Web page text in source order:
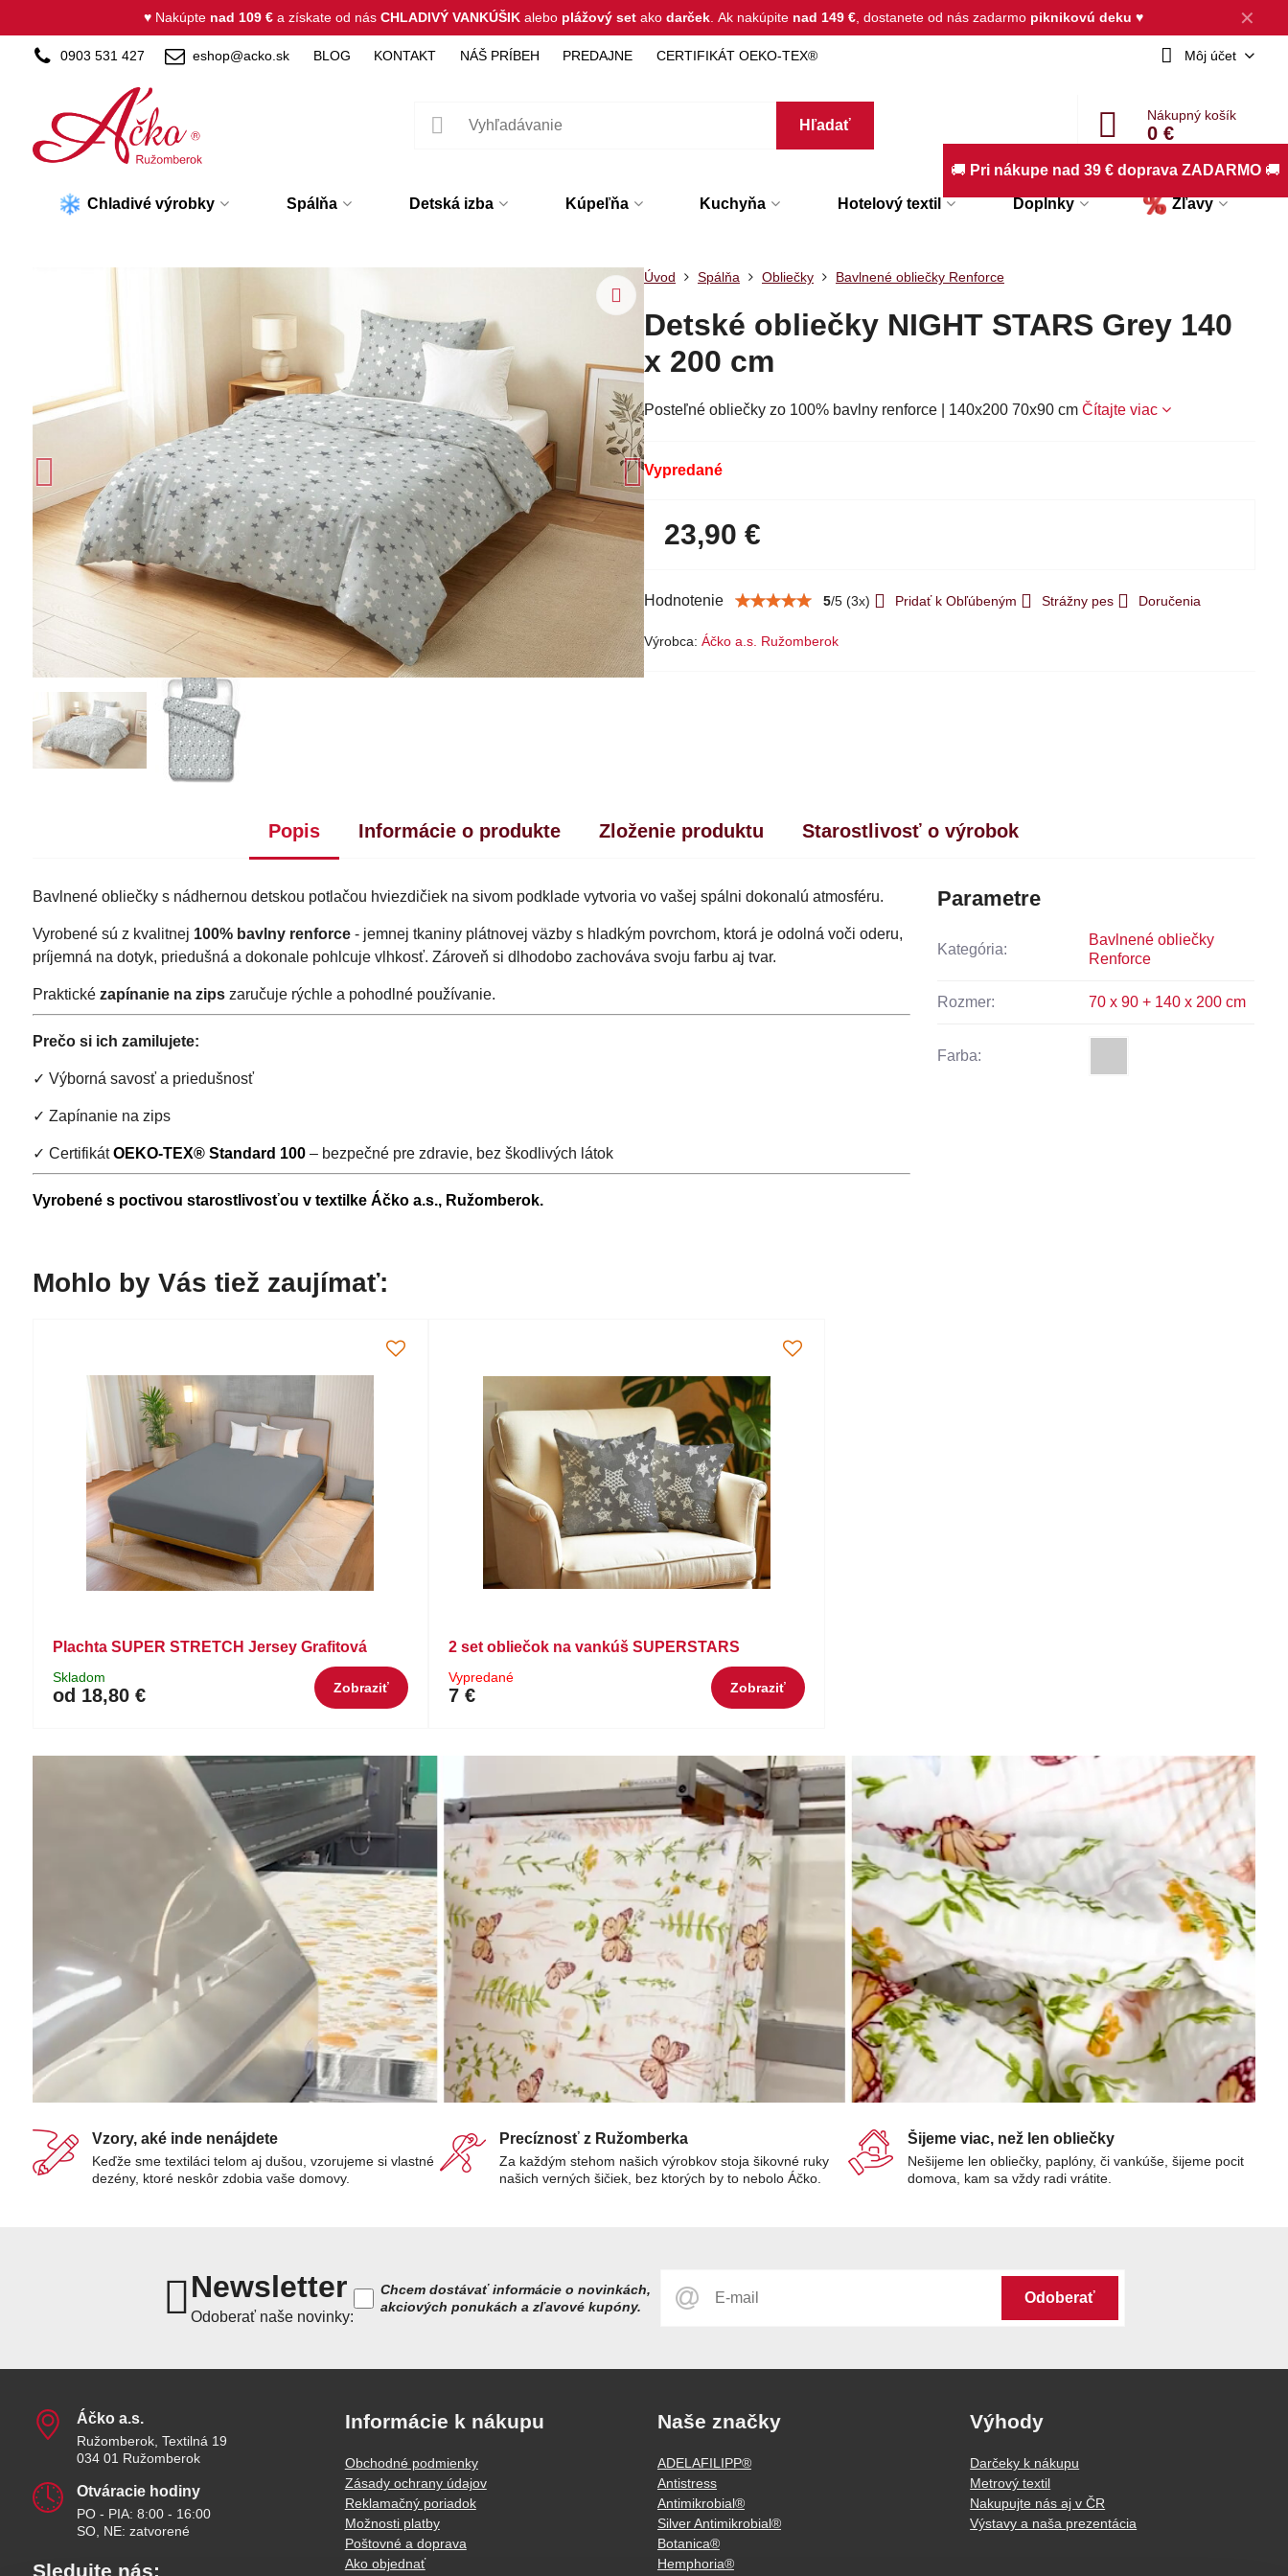
✕
♥ Nakúpte nad 109 € a získate od násCHLADIVÝ VANKÚŠIK alebo plážový set ako darček Ak nakúpite nad 149 € , dostanete od nás zadarmo piknikovú deku♥
0903 531 427 eshop@acko.sk BLOG KONTAKT NÁŠ PRÍBEH PREDAJNE CERTIFIKÁT OEKO-TEX® Môj účet
Hľadať
Nákupný košík
0 €
Chladivé výrobky Spálňa Detská izba Kúpeľňa Kuchyňa Hotelový textil Doplnky Zľavy
Úvod Spálňa Obliečky Bavlnené obliečky Renforce
Detské obliečky NIGHT STARS Grey 140
x 200 cm
Posteľné obliečky zo 100% bavlny renforce | 140x200 70x90 cm Čítajte viac
Vypredané
23,90 €
Hodnotenie 5/5(3x) Pridať k Obľúbeným Strážny pes Doručenia
Výrobca: Áčko a.s. Ružomberok
🚚 Pri nákupe nad 39 € doprava ZADARMO 🚚
Popis Informácie o produkte Zloženie produktu Starostlivosť o výrobok
Bavlnené obliečky s nádhernou detskou potlačou hviezdičiek na sivom podklade vytvoria vo vašej spálni dokonalú atmosféru.
Vyrobené sú z kvalitnej 100% bavlny renforce- jemnej tkaniny plátnovej väzby s hladkým povrchom, ktorá je odolná voči oderu,
príjemná na dotyk, priedušná a dokonale pohlcuje vlhkosť. Zároveň si dlhodobo zachováva svoju farbu aj tvar.
Praktické zapínanie na zipszaručuje rýchle a pohodlné používanie.
Prečo si ich zamilujete:
✓ Výborná savosť a priedušnosť
✓ Zapínanie na zips
✓ CertifikátOEKO-TEX® Standard 100– bezpečné pre zdravie, bez škodlivých látok
Vyrobené s poctivou starostlivosťou v textilke Áčko a.s., Ružomberok.
Parametre
Kategória:
Bavlnené obliečky
Renforce
Rozmer: 70 x 90 + 140 x 200 cm
Farba:
Mohlo by Vás tiež zaujímať:
Plachta SUPER STRETCH Jersey Grafitová
Skladom
od 18,80 € Zobraziť
2 set obliečok na vankúš SUPERSTARS
Vypredané
7 € Zobraziť
Vzory, aké inde nenájdete
Keďže sme textiláci telom aj dušou, vzorujeme si vlastné
dezény, ktoré neskôr zdobia vaše domovy.
Precíznosť z Ružomberka
Za každým stehom našich výrobkov stoja šikovné ruky
našich verných šičiek, bez ktorých by to nebolo Áčko.
Šijeme viac, než len obliečky
Nešijeme len obliečky, paplóny, či vankúše, šijeme pocit
domova, kam sa vždy radi vrátite.
Newsletter
Odoberať naše novinky:
Odoberať
Chcem dostávať informácie o novinkách,
akciových ponukách a zľavové kupóny.
Áčko a​.s​.
Ružomberok, Textilná 19
034 01 Ružomberok
Otváracie hodiny
PO - PIA: 8:00 - 16:00
SO, NE: zatvorené
Sledujte nás:
Informácie k nákupu
Obchodné podmienky
Zásady ochrany údajov
Reklamačný poriadok
Možnosti platby
Poštovné a doprava
Ako objednať
Naše značky
ADELAFILIPP®
Antistress
Antimikrobial®
Silver Antimikrobial®
Botanica®
Hemphoria®
Výhody
Darčeky k nákupu
Metrový textil
Nakupujte nás aj v ČR
Výstavy a naša prezentácia